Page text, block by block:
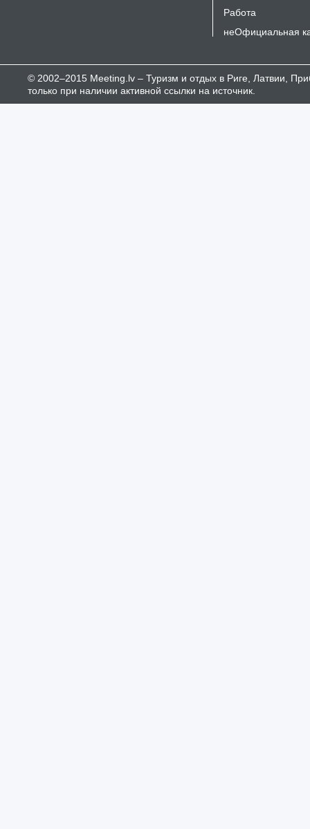
Работа
неОфициальная
© 2002–2015 Meeting.lv – Туризм и отдых в Риге, Латвии,
только при наличии активной ссылки на источник.